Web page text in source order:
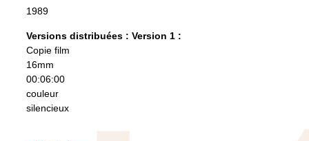
1989
Versions distribuées : Version 1 :
Copie film
16mm
00:06:00
couleur
silencieux